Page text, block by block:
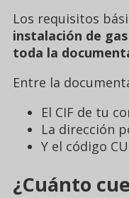
Los requisitos
instalación de
toda la
Entre la
El CIF de tu
La dirección
Y el código
¿Cuánto